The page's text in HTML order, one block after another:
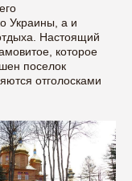
Украины, а и
Настоящий
которое
поселок
отголосками